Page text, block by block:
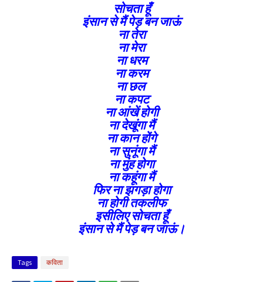
सोचता हूँ
इंसान से मैं पेड़ बन जाऊं
ना तेरा
ना मेरा
ना धरम
ना करम
ना छल
ना कपट
ना आंखें होगी
ना देखूंगा मैं
ना कान होंगे
ना सुनूंगा मैं
ना मुंह होगा
ना कहूंगा मैं
फिर ना झगड़ा होगा
ना होगी तकलीफ
इसीलिए सोचता हूँ
इंसान से मैं पेड़ बन जाऊं।
Tags कविता